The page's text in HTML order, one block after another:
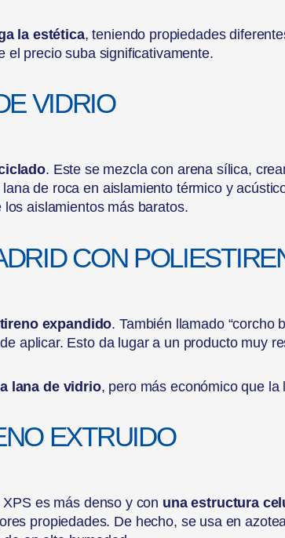
la estética, teniendo propiedades
el precio suba significativamente.
VIDRIO
. Este se mezcla con arena sílica,
de roca en aislamiento térmico y
aislamientos más baratos.
CON
expandido. También llamado “corcho
aplicar. Esto da lugar a un producto muy
lana de vidrio, pero más económico que la
EXTRUIDO
es más denso y con una estructura
propiedades. De hecho, se usa en